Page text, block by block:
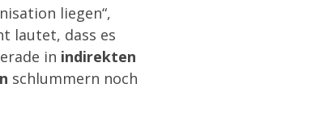
liegen“,
lautet, dass es
in indirekten
schlummern noch